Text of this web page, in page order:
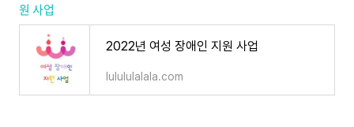
원 사업
2022년 여성 장애인 지원 사업
lulululalala.com